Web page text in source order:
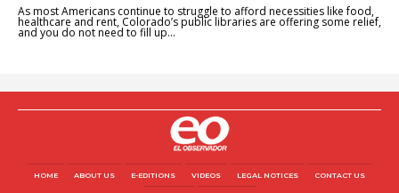
As most Americans continue to struggle to afford necessities like food,
healthcare and rent, Colorado’s public libraries are offering some relief,
and you do not need to fill up...
HOME ABOUT US E-EDITIONS VIDEOS LEGAL NOTICES CONTACT US